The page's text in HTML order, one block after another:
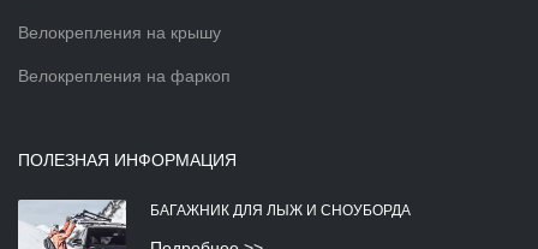
Велокрепления на крышу
Велокрепления на фаркоп
ПОЛЕЗНАЯ ИНФОРМАЦИЯ
БАГАЖНИК ДЛЯ ЛЫЖ И СНОУБОРДА